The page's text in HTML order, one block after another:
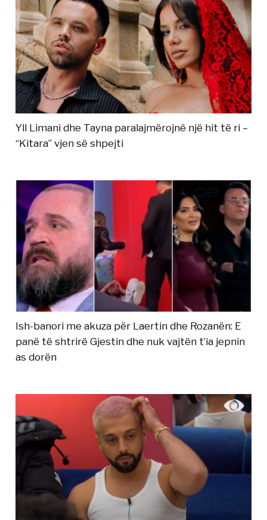
Yll Limani dhe Tayna paralajmërojnë një hit të ri –
“Kitara” vjen së shpejti
Ish-banori me akuza për Laertin dhe Rozanën: E
panë të shtrirë Gjestin dhe nuk vajtën t’ia jepnin
as dorën